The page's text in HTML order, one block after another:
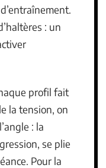
: un
profil fait
la tension, on
: la
se plie
Pour la